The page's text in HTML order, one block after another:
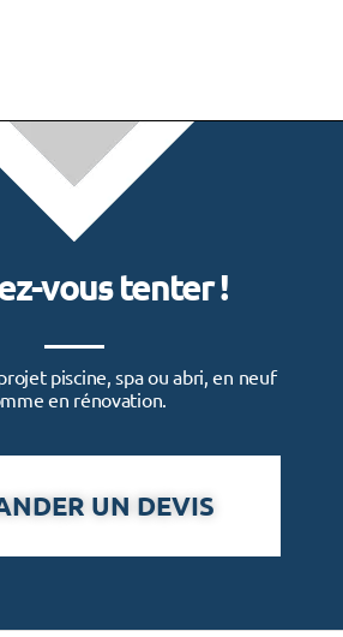
vous tenter !
piscine, spa ou abri, en neuf
en rénovation.
UN DEVIS